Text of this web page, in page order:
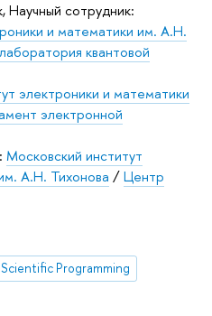
Научный сотрудник:
и математики им. А.Н.
квантовой
электроники и математики
электронной
Московский институт
А.Н. Тихонова /Центр
Scientific Programming